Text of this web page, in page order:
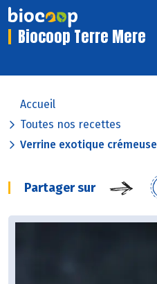
Biocoop Terre Mere
Accueil
Toutes nos recettes
Verrine exotique
Partager sur